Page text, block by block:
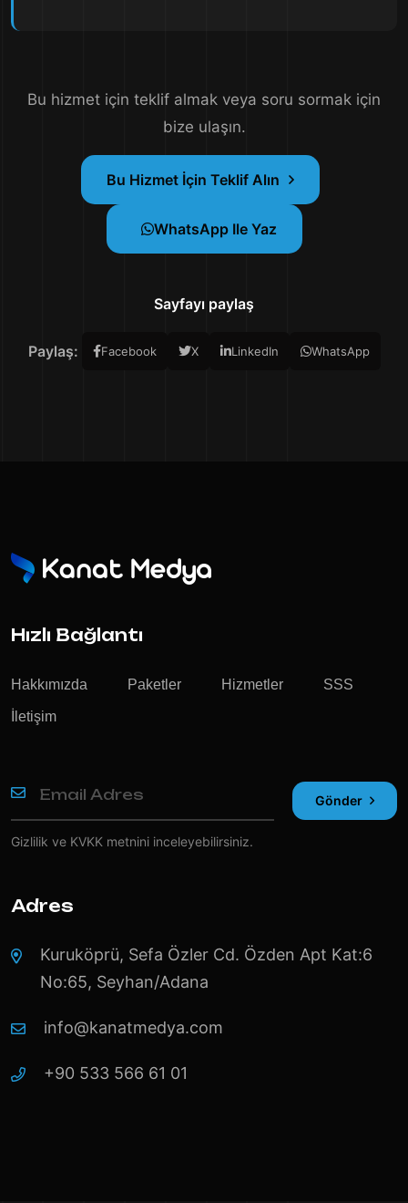
Bu hizmet için teklif almak veya soru sormak için
bize ulaşın.
Bu Hizmet İçin Teklif Alın
WhatsApp Ile Yaz
Sayfayı paylaş
Paylaş: Facebook X LinkedIn WhatsApp
Hızlı Bağlantı
Hakkımızda Paketler Hizmetler SSS
İletişim
Gönder
Gizlilik ve KVKK metnini inceleyebilirsiniz.
Adres
Kuruköprü, Sefa Özler Cd. Özden Apt Kat:6
No:65, Seyhan/Adana
info@kanatmedya.com
+90 533 566 61 01